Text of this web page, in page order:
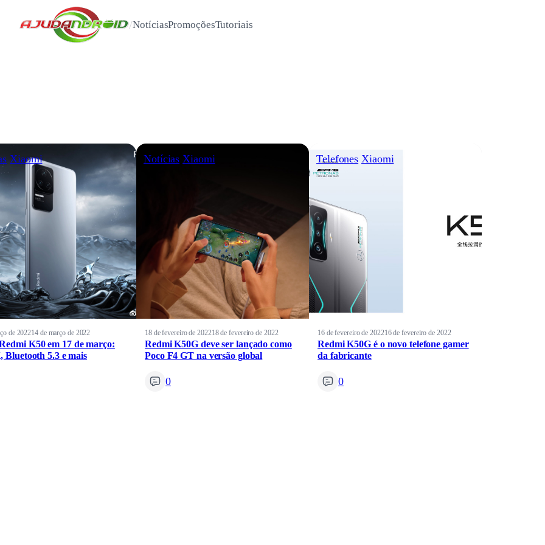
/NotíciasPromoçõesTutoriais
Xiaomi
de 202214 de março de 2022
K50 em 17 de março:
Bluetooth 5.3 e mais
Notícias Xiaomi
18 de fevereiro de 202218 de fevereiro de 2022
Redmi K50G deve ser lançado como
Poco F4 GT na versão global
0
Telefones Xiaomi
16 de fevereiro de 202216 de fevereiro de 2022
Redmi K50G é o novo telefone gamer
da fabricante
0